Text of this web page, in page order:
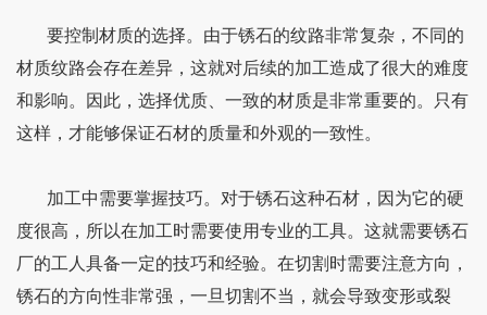
要控制材质的选择。由于锈石的纹路非常复杂，不同的
材质纹路会存在差异，这就对后续的加工造成了很大的难度
和影响。因此，选择优质、一致的材质是非常重要的。只有
这样，才能够保证石材的质量和外观的一致性。
加工中需要掌握技巧。对于锈石这种石材，因为它的硬
度很高，所以在加工时需要使用专业的工具。这就需要锈石
厂的工人具备一定的技巧和经验。在切割时需要注意方向，
锈石的方向性非常强，一旦切割不当，就会导致变形或裂